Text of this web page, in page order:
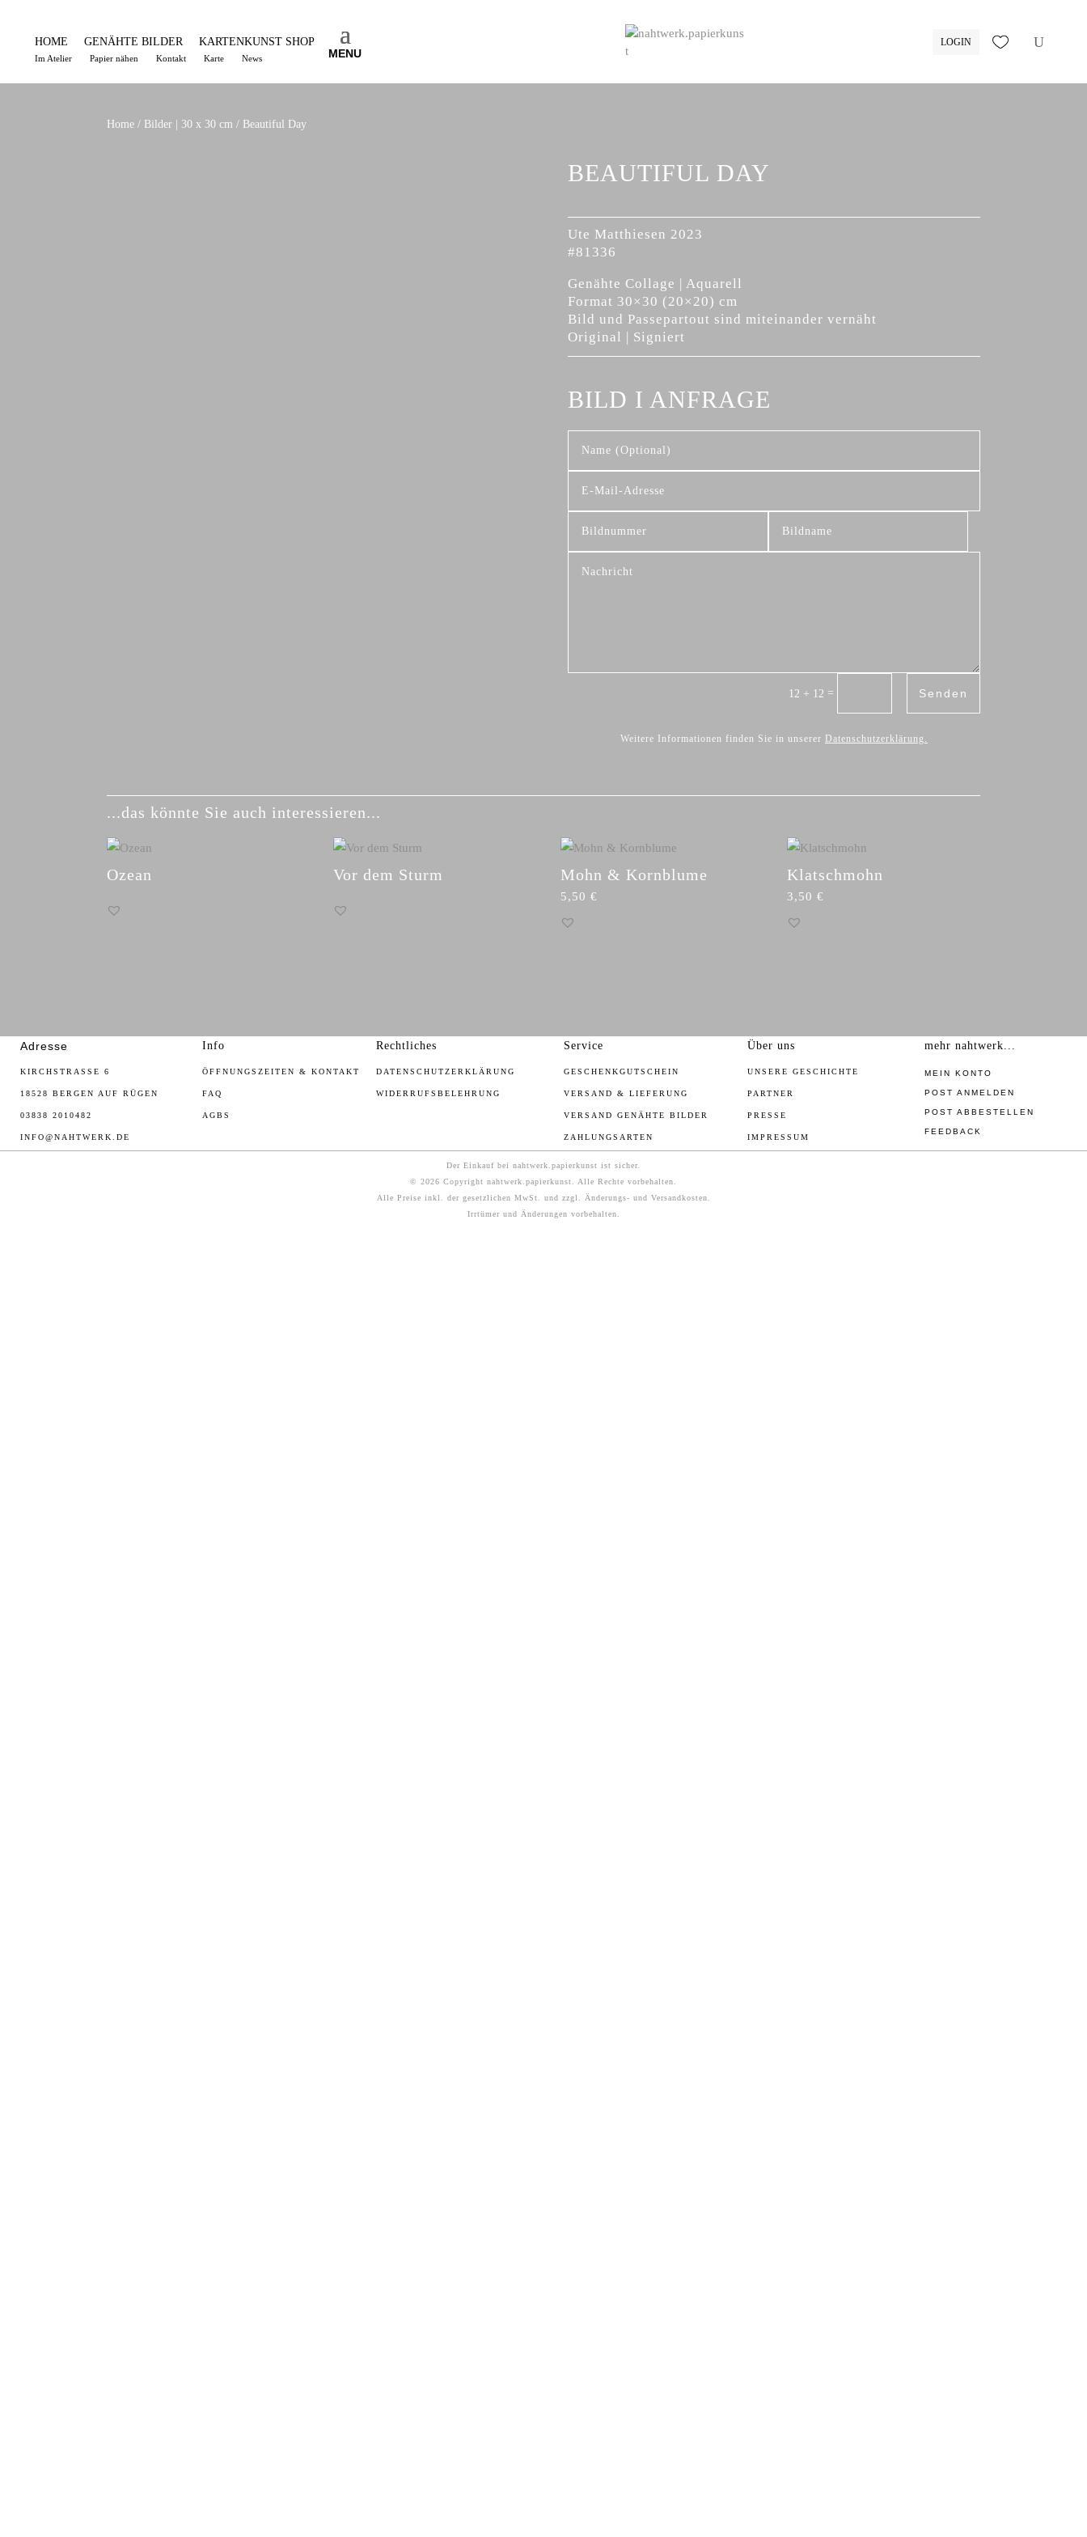
HOME GENÄHTE BILDER KARTENKUNST SHOP
MENU
LOGIN
Im Atelier Papier nähen Kontakt Karte News
Home / Bilder | 30 x 30 cm / Beautiful Day
BEAUTIFUL DAY
Ute Matthiesen 2023
#81336
Genähte Collage | Aquarell
Format 30×30 (20×20) cm
Bild und Passepartout sind miteinander vernäht
Original | Signiert
BILD I ANFRAGE
12 + 12 = Senden
Weitere Informationen finden Sie in unserer Datenschutzerklärung .
...das könnte Sie auch interessieren...
Ähnliche Produkte
Ozean Vor dem Sturm Mohn & Kornblume
5,50 €
Klatschmohn
3,50 €
Adresse
KIRCHSTRASSE 6
18528 BERGEN AUF RÜGEN
03838 2010482
INFO@NAHTWERK.DE
Info
ÖFFNUNGSZEITEN & KONTAKT
FAQ
AGBS
Rechtliches
DATENSCHUTZERKLÄRUNG
WIDERRUFSBELEHRUNG
Service
GESCHENKGUTSCHEIN
VERSAND & LIEFERUNG
VERSAND GENÄHTE BILDER
ZAHLUNGSARTEN
Über uns
UNSERE GESCHICHTE
PARTNER
PRESSE
IMPRESSUM
mehr nahtwerk...
MEIN KONTO
POST ANMELDEN
POST ABBESTELLEN
FEEDBACK
Der Einkauf bei nahtwerk.papierkunst ist sicher.
© 2026 Copyright nahtwerk.papierkunst. Alle Rechte vorbehalten.
Alle Preise inkl. der gesetzlichen MwSt. und zzgl. Änderungs- und Versandkosten.
Irrtümer und Änderungen vorbehalten.